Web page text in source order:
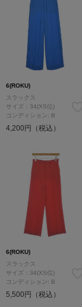
6(ROKU)
スラックス
サイズ：34(XS位)
コンディション: B
4,200円（税込）
6(ROKU)
スラックス
サイズ：34(XS位)
コンディション: B
5,500円（税込）